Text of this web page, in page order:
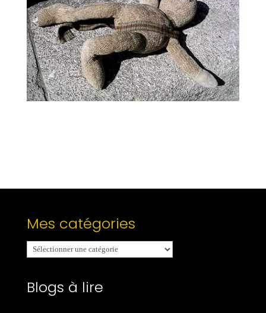
Mes catégories
Mes
catégories
Blogs à lire